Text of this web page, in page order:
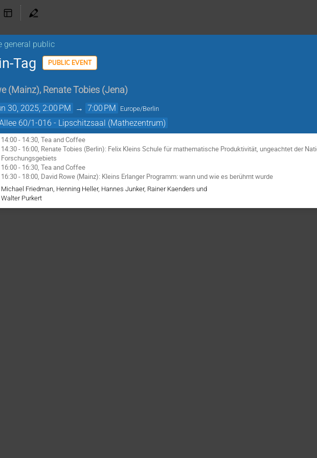
general public
Tag PUBLIC EVENT
(Mainz), Renate Tobies (Jena)
30, 2025, 2:00 PM → 7:00 PM Europe/Berlin
60/1-016 - Lipschitzsaal (Mathezentrum)
14:00 - 14:30, Tea and Coffee
14:30 - 16:00, Renate Tobies (Berlin): Felix Kleins Schule für mathematische Produktivität, ungeachtet der
Forschungsgebiets
16:00 - 16:30, Tea and Coffee
16:30 - 18:00, David Rowe (Mainz): Kleins Erlanger Programm: wann und wie es berühmt wurde
Michael Friedman, Henning Heller, Hannes Junker, Rainer Kaenders und
Walter Purkert